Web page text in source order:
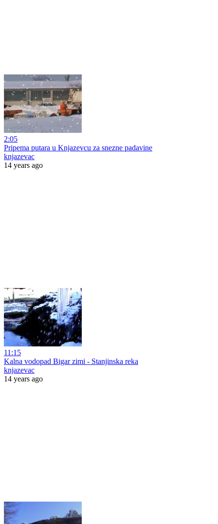
2:05
Pripema putara u Knjazevcu za snezne padavine
knjazevac
14 years ago
11:15
Kalna vodopad Bigar zimi - Stanjinska reka
knjazevac
14 years ago